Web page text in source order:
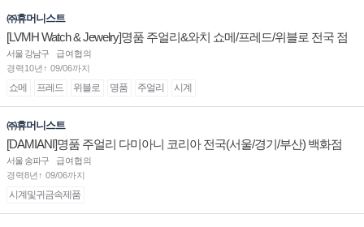
㈜휴머니스트
[LVMH Watch & Jewelry]명품 주얼리&와치 쇼메/프레드/위블로 전국 점
장/부점장/판매사원 채용
서울 강남구
급여협의
경력10년↑ 09/06까지
쇼메 프레드 위블로 명품 주얼리 시계
㈜휴머니스트
[DAMIANI]명품 주얼리 다미아니 코리아 전국(서울/경기/부산) 백화점
부점장/판매사원 채용
서울 송파구
급여협의
경력8년↑ 09/06까지
시계및귀금속제품